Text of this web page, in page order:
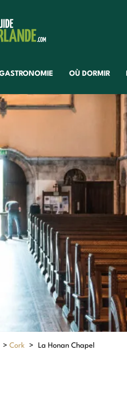
OÙ DORMIR
> Cork > La Honan Chapel